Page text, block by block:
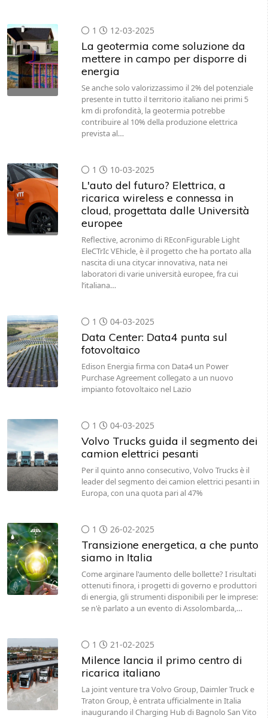
1 12-03-2025
La geotermia come soluzione da
mettere in campo per disporre di
energia
Se anche solo valorizzassimo il 2% del potenziale
presente in tutto il territorio italiano nei primi 5
km di profondità, la geotermia potrebbe
contribuire al 10% della produzione elettrica
prevista al…
1 10-03-2025
L'auto del futuro? Elettrica, a
ricarica wireless e connessa in
cloud, progettata dalle Università
europee
Reflective, acronimo di REconFigurable Light
EleCTrIc VEhicle, è il progetto che ha portato alla
nascita di una citycar innovativa, nata nei
laboratori di varie università europee, fra cui
l’italiana…
1 04-03-2025
Data Center: Data4 punta sul
fotovoltaico
Edison Energia firma con Data4 un Power
Purchase Agreement collegato a un nuovo
impianto fotovoltaico nel Lazio
1 04-03-2025
Volvo Trucks guida il segmento dei
camion elettrici pesanti
Per il quinto anno consecutivo, Volvo Trucks è il
leader del segmento dei camion elettrici pesanti in
Europa, con una quota pari al 47%
1 26-02-2025
Transizione energetica, a che punto
siamo in Italia
Come arginare l'aumento delle bollette? I risultati
ottenuti finora, i progetti di governo e produttori
di energia, gli strumenti disponibili per le imprese:
se n'è parlato a un evento di Assolombarda,…
1 21-02-2025
Milence lancia il primo centro di
ricarica italiano
La joint venture tra Volvo Group, Daimler Truck e
Traton Group, è entrata ufficialmente in Italia
inaugurando il Charging Hub di Bagnolo San Vito